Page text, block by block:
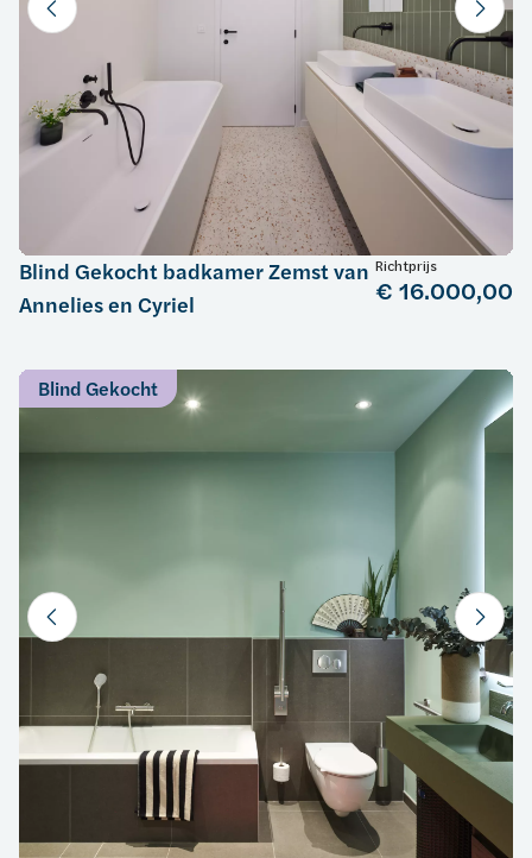
Blind Gekocht badkamer Zemst van
Annelies en Cyriel
Richtprijs
€ 16.000,00
Blind Gekocht